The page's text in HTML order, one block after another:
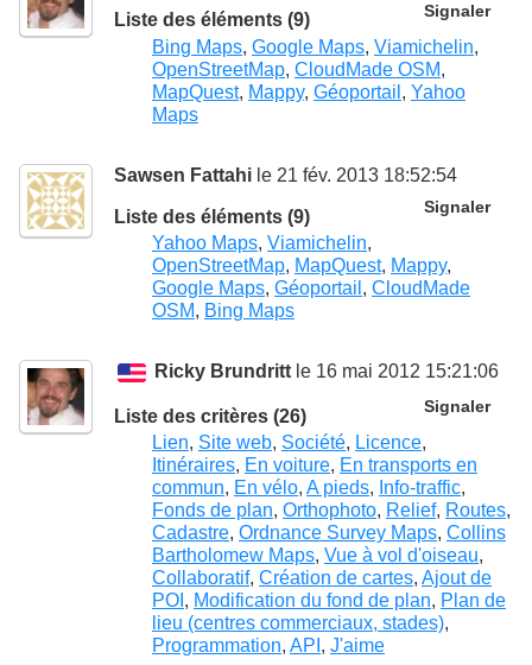
Signaler
Liste des éléments (9)
Bing Maps, Google Maps, Viamichelin,
OpenStreetMap, CloudMade OSM,
MapQuest, Mappy, Géoportail , Yahoo
Maps
Sawsen Fattahi le 21 fév. 2013 18:52:54
Signaler
Liste des éléments (9)
Yahoo Maps, Viamichelin,
OpenStreetMap, MapQuest, Mappy,
Google Maps, Géoportail , CloudMade
OSM, Bing Maps
Ricky Brundritt le 16 mai 2012 15:21:06
Signaler
Liste des critères (26)
Lien, Site web, Société, Licence,
Itinéraires, En voiture, En transports en
commun, En vélo, A pieds, Info-traffic,
Fonds de plan, Orthophoto, Relief, Routes,
Cadastre, Ordnance Survey Maps, Collins
Bartholomew Maps, Vue à vol d'oiseau,
Collaboratif, Création de cartes, Ajout de
POI , Modification du fond de plan, Plan de
lieu (centres commerciaux, stades),
Programmation, API , J'aime